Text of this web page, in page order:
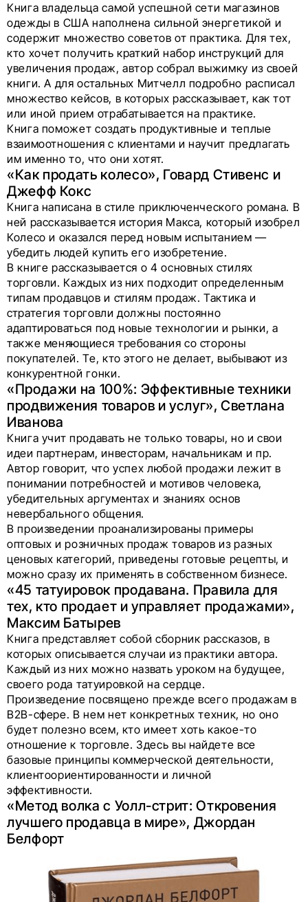
Книга владельца самой успешной сети магазинов
одежды в США наполнена сильной энергетикой и
содержит множество советов от практика. Для тех,
кто хочет получить краткий набор инструкций для
увеличения продаж, автор собрал выжимку из своей
книги. А для остальных Митчелл подробно расписал
множество кейсов, в которых рассказывает, как тот
или иной прием отрабатывается на практике.
Книга поможет создать продуктивные и теплые
взаимоотношения с клиентами и научит предлагать
им именно то, что они хотят.
«Как продать колесо», Говард Стивенс и
Джефф Кокс
Книга написана в стиле приключенческого романа. В
ней рассказывается история Макса, который изобрел
Колесо и оказался перед новым испытанием —
убедить людей купить его изобретение.
В книге рассказывается о 4 основных стилях
торговли. Каждых из них подходит определенным
типам продавцов и стилям продаж. Тактика и
стратегия торговли должны постоянно
адаптироваться под новые технологии и рынки, а
также меняющиеся требования со стороны
покупателей. Те, кто этого не делает, выбывают из
конкурентной гонки.
«Продажи на 100%: Эффективные техники
продвижения товаров и услуг», Светлана
Иванова
Книга учит продавать не только товары, но и свои
идеи партнерам, инвесторам, начальникам и пр.
Автор говорит, что успех любой продажи лежит в
понимании потребностей и мотивов человека,
убедительных аргументах и знаниях основ
невербального общения.
В произведении проанализированы примеры
оптовых и розничных продаж товаров из разных
ценовых категорий, приведены готовые рецепты, и
можно сразу их применять в собственном бизнесе.
«45 татуировок продавана. Правила для
тех, кто продает и управляет продажами»,
Максим Батырев
Книга представляет собой сборник рассказов, в
которых описывается случаи из практики автора.
Каждый из них можно назвать уроком на будущее,
своего рода татуировкой на сердце.
Произведение посвящено прежде всего продажам в
B2B-сфере. В нем нет конкретных техник, но оно
будет полезно всем, кто имеет хоть какое-то
отношение к торговле. Здесь вы найдете все
базовые принципы коммерческой деятельности,
клиентоориентированности и личной
эффективности.
«Метод волка с Уолл-стрит: Откровения
лучшего продавца в мире», Джордан
Белфорт